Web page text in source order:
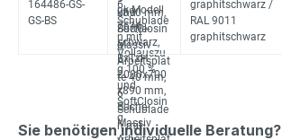
164486-GS-
GS-BS
graphitschwarz /
RAL 9011
graphitschwarz
Sie benötigen individuelle Beratung?